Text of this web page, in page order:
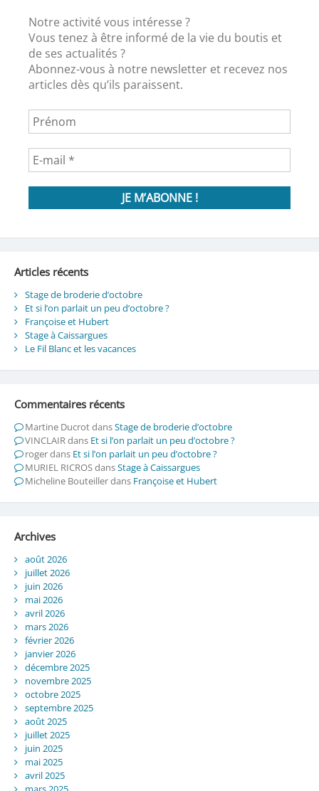
Notre activité vous intéresse ?
Vous tenez à être informé de la vie du boutis et
de ses actualités ?
Abonnez-vous à notre newsletter et recevez nos
articles dès qu’ils paraissent.
Articles récents
Stage de broderie d’octobre
Et si l’on parlait un peu d’octobre ?
Françoise et Hubert
Stage à Caissargues
Le Fil Blanc et les vacances
Commentaires récents
Martine DucrotdansStage de broderie d’octobre
VINCLAIRdans Et si l’on parlait un peu d’octobre ?
rogerdans Et si l’on parlait un peu d’octobre ?
MURIEL RICROSdansStage à Caissargues
Micheline Bouteillerdans Françoise et Hubert
Archives
août 2026
juillet 2026
juin 2026
mai 2026
avril 2026
mars 2026
février 2026
janvier 2026
décembre 2025
novembre 2025
octobre 2025
septembre 2025
août 2025
juillet 2025
juin 2025
mai 2025
avril 2025